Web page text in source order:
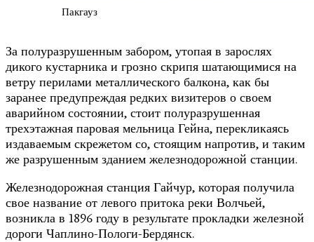
Пакгауз
За полуразрушенным забором, утопая в зарослях
дикого кустарника и грозно скрипя шатающимися на
ветру перилами металлического балкона, как бы
заранее предупреждая редких визитеров о своем
аварийном состоянии, стоит полуразрушенная
трехэтажная паровая мельница Гейна, перекликаясь
издаваемым скрежетом со, стоящим напротив, и таким
же разрушенным зданием железнодорожной станции.
Железнодорожная станция Гайчур, которая получила
свое название от левого притока реки Волчьей,
возникла в 1896 году в результате прокладки железной
дороги Чаплино-Пологи-Бердянск.